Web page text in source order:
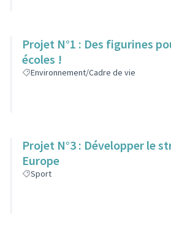
Projet N°1 : Des figurines
écoles !
Environnement/Cadre de vie
Projet N°3 : Développer le
Europe
Sport